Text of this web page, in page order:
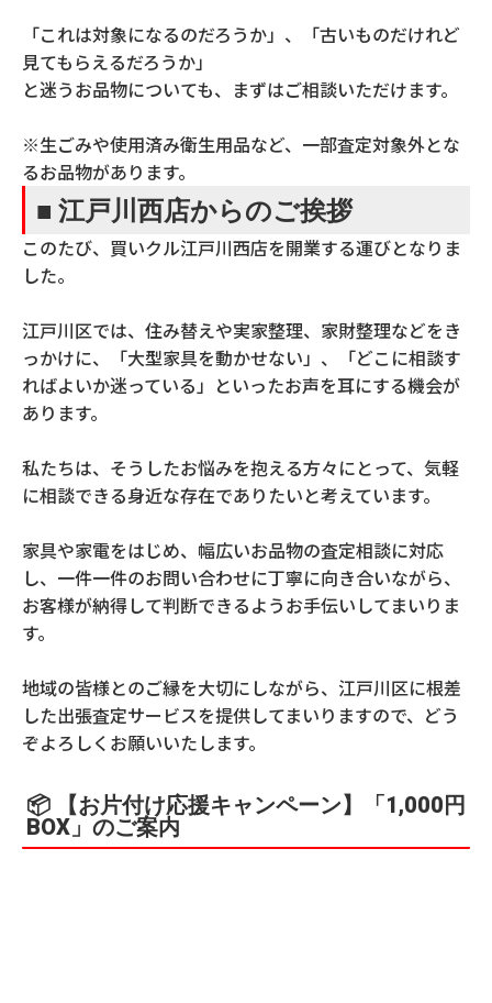
「これは対象になるのだろうか」、「古いものだけれど
見てもらえるだろうか」
と迷うお品物についても、まずはご相談いただけます。
※生ごみや使用済み衛生用品など、一部査定対象外とな
るお品物があります。
■ 江戸川西店からのご挨拶
このたび、買いクル江戸川西店を開業する運びとなりま
した。
江戸川区では、住み替えや実家整理、家財整理などをき
っかけに、「大型家具を動かせない」、「どこに相談す
ればよいか迷っている」といったお声を耳にする機会が
あります。
私たちは、そうしたお悩みを抱える方々にとって、気軽
に相談できる身近な存在でありたいと考えています。
家具や家電をはじめ、幅広いお品物の査定相談に対応
し、一件一件のお問い合わせに丁寧に向き合いながら、
お客様が納得して判断できるようお手伝いしてまいりま
す。
地域の皆様とのご縁を大切にしながら、江戸川区に根差
した出張査定サービスを提供してまいりますので、どう
ぞよろしくお願いいたします。
📦 【お片付け応援キャンペーン】「1,000円
BOX」のご案内